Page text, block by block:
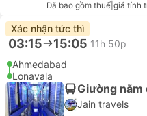
Đã bao gồm thuế giá tính
Xác nhận tức thì
03:15 15:05 11h 50p
Ahmedabad
Lonavala
Giường nằm
Jain travels